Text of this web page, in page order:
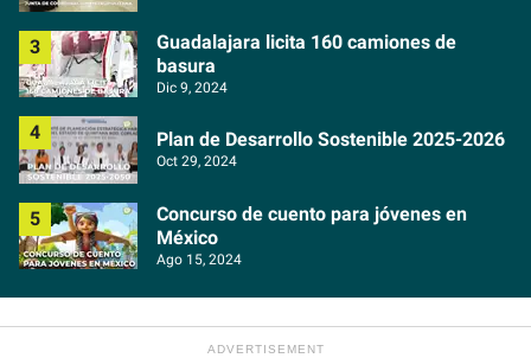
Guadalajara licita 160 camiones de
basura
Dic 9, 2024
Plan de Desarrollo Sostenible 2025-2026
Oct 29, 2024
Concurso de cuento para jóvenes en
México
Ago 15, 2024